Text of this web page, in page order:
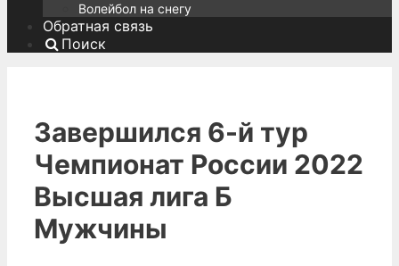
Волейбол на снегу
Обратная связь
Поиск
Завершился 6-й тур
Чемпионат России 2022
Высшая лига Б
Мужчины